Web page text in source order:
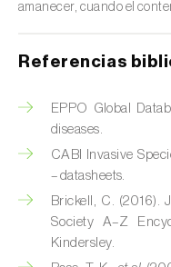
Cítricos (
Clavel (Dianthus
Cocotero ( Cocos
Col (Brassica
amanecer, cuando el
Referencias
EPPO Global
diseases.
CABI Invasive
– datasheets.
Brickell, C. (2016).
Society A–Z
Kindersley.